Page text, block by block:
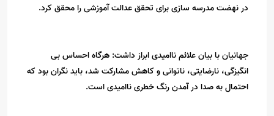
در نهضت مدرسه سازی برای تحقق عدالت آموزشی را محقق کرد.
جهانیان با بیان علائم ناامیدی ابراز داشت: هرگاه احساس بی
انگیزگی، نارضایتی، ناتوانی و کاهش مشارکت شد، باید نگران بود که
احتمال به صدا در آمدن رنگ خطری ناامیدی است.